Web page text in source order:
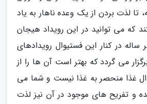
تا لذت بردن از یک وعده ناهار به یاد
که می توانید در این رویداد هیجان
ساله در کنار این فستیوال رویدادهای
می گردد که بهتر است آن ها را از
غذا منحصر به غذا نیست و شما می
و تفریح های موجود در آن نیز لذت